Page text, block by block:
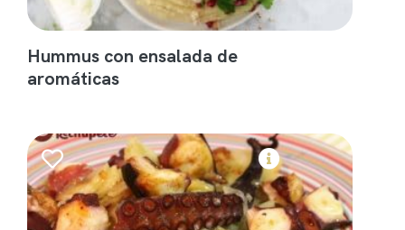
Hummus con ensalada de
aromáticas